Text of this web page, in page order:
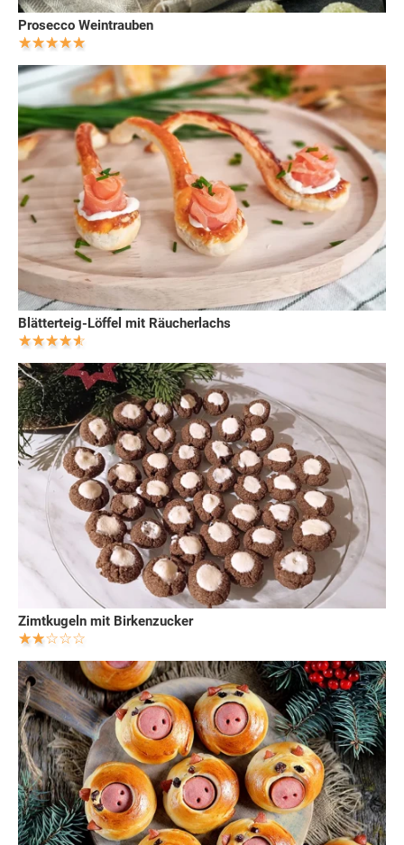
Prosecco Weintrauben
Blätterteig-Löffel mit Räucherlachs
Zimtkugeln mit Birkenzucker